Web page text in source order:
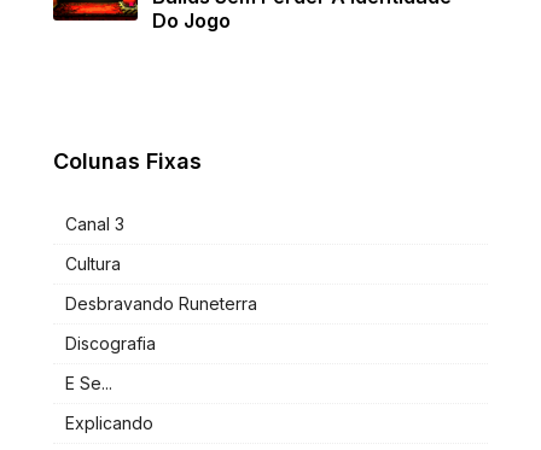
Do Jogo
Colunas Fixas
Canal 3
Cultura
Desbravando Runeterra
Discografia
E Se...
Explicando